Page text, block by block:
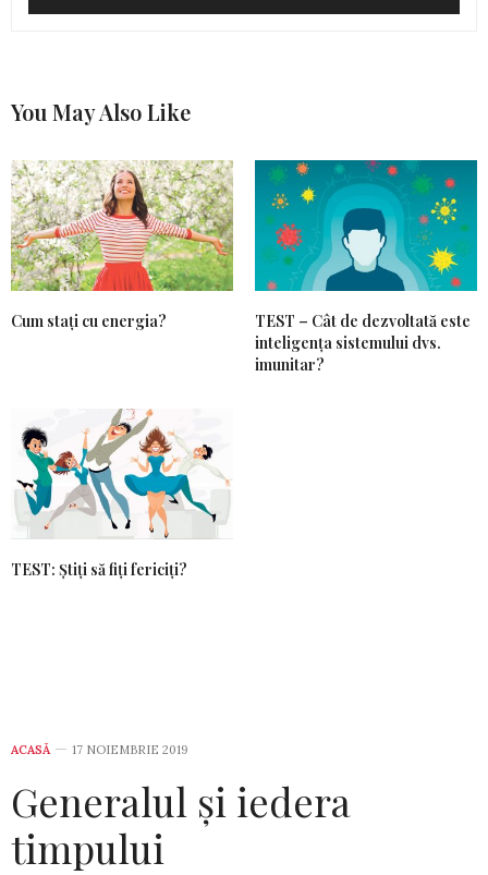
You May Also Like
Cum stați cu energia?
TEST – Cât de dezvoltată este
inteligența sistemului dvs.
imunitar?
TEST: Știți să fiți fericiți?
ACASĂ 17 NOIEMBRIE 2019
Generalul și iedera
timpului